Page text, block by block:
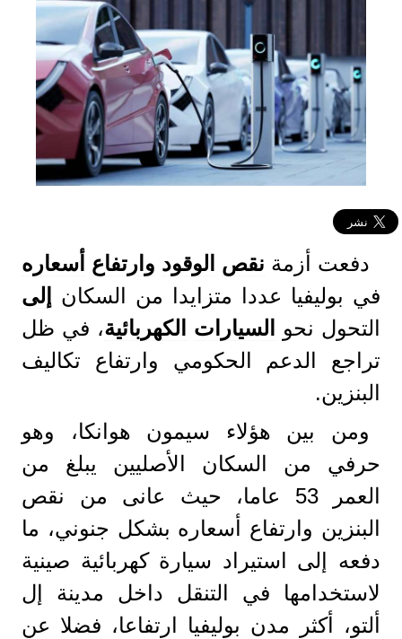
دفعت أزمة نقص الوقود وارتفاع أسعاره
في بوليفيا عددا متزايدا من السكان
إلى
التحول نحو
السيارات الكهربائية، في ظل
تراجع الدعم الحكومي وارتفاع تكاليف
البنزين.
ومن بين هؤلاء سيمون هوانكا، وهو
حرفي من السكان الأصليين يبلغ من
العمر 53 عاما، حيث عانى من نقص
البنزين وارتفاع أسعاره بشكل جنوني، ما
دفعه إلى استيراد سيارة كهربائية صينية
لاستخدامها في التنقل داخل مدينة إل
ألتو، أكثر مدن بوليفيا ارتفاعا، فضلا عن